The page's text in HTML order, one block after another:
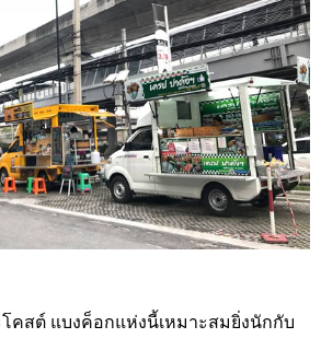
โคสต์ แบงค็อกแห่งนี้เหมาะสมยิ่งนักกับ